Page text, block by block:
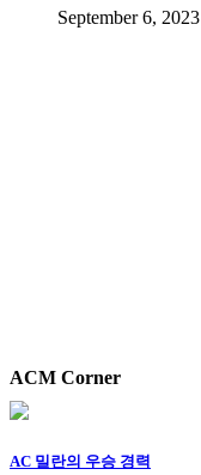
September 6, 2023
ACM Corner
AC 밀란의 우승 경력